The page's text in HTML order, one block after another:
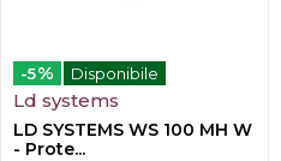
-5% Disponibile
Ld systems
LD SYSTEMS WS 100 MH W
- Prote...